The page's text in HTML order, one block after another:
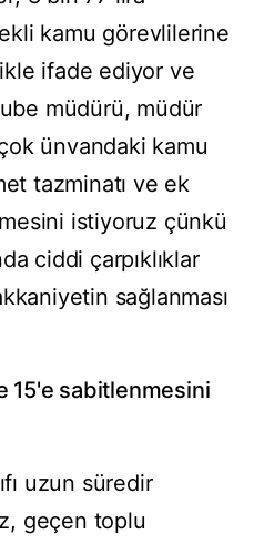
kamu görevlilerine
ifade ediyor ve
müdürü, müdür
ünvandaki kamu
tazminatı ve ek
istiyoruz çünkü
ciddi çarpıklıklar
sağlanması
15'e sabitlenmesini
uzun süredir
geçen toplu